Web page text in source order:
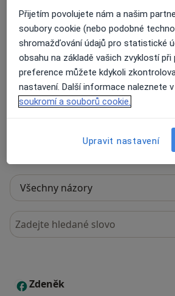
18 názorů
Recenze pacientů jsou pro
Specialisté nemají možnost
Další
Hledejte v názorech
Z Zdeněk
Přijetím povolujete nám a našim
soubory cookie (nebo podobné
shromažďování údajů pro statistické
obsahu na základě vašich zvyklostí při
preference můžete kdykoli
nastavení. Další informace naleznete v
soukromí a souborů cookie.
Upravit nastavení